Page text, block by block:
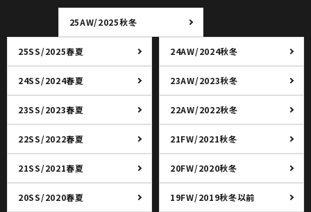
25AW/2025秋冬
25SS/2025春夏 24AW/2024秋冬
24SS/2024春夏 23AW/2023秋冬
23SS/2023春夏 22AW/2022秋冬
22SS/2022春夏 21FW/2021秋冬
21SS/2021春夏 20FW/2020秋冬
20SS/2020春夏 19FW/2019秋冬以前